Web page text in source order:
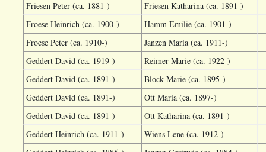
Friesen Peter (ca. 1881-)
Friesen Katharina (ca. 1891-)
Froese Heinrich (ca. 1900-)
Hamm Emilie (ca. 1901-)
Froese Peter (ca. 1910-)
Janzen Maria (ca. 1911-)
Geddert David (ca. 1919-)
Reimer Marie (ca. 1922-)
Geddert David (ca. 1891-)
Block Marie (ca. 1895-)
Geddert David (ca. 1891-)
Ott Maria (ca. 1897-)
Geddert David (ca. 1891-)
Ott Katharina (ca. 1891-)
Geddert Heinrich (ca. 1911-)
Wiens Lene (ca. 1912-)